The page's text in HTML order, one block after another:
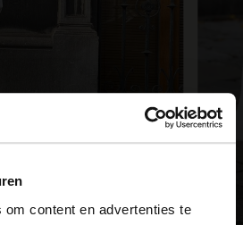
om content en advertenties te